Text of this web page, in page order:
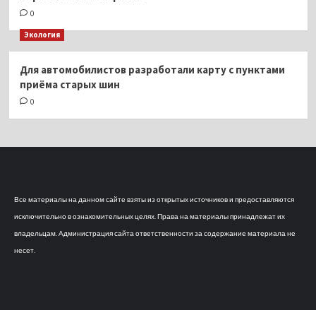
0
Экология
Для автомобилистов разработали карту с пунктами
приёма старых шин
0
Все материалы на данном сайте взяты из открытых источников и предоставляются
исключительно в ознакомительных целях. Права на материалы принадлежат их
владельцам. Администрация сайта ответственности за содержание материала не
несет.